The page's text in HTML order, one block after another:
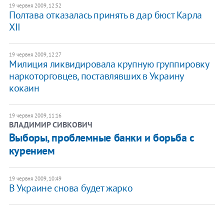
19 червня 2009, 12:52
Полтава отказалась принять в дар бюст Карла
XII
19 червня 2009, 12:27
Милиция ликвидировала крупную группировку
наркоторговцев, поставлявших в Украину
кокаин
19 червня 2009, 11:16
ВЛАДИМИР СИВКОВИЧ
Выборы, проблемные банки и борьба с
курением
19 червня 2009, 10:49
В Украине снова будет жарко